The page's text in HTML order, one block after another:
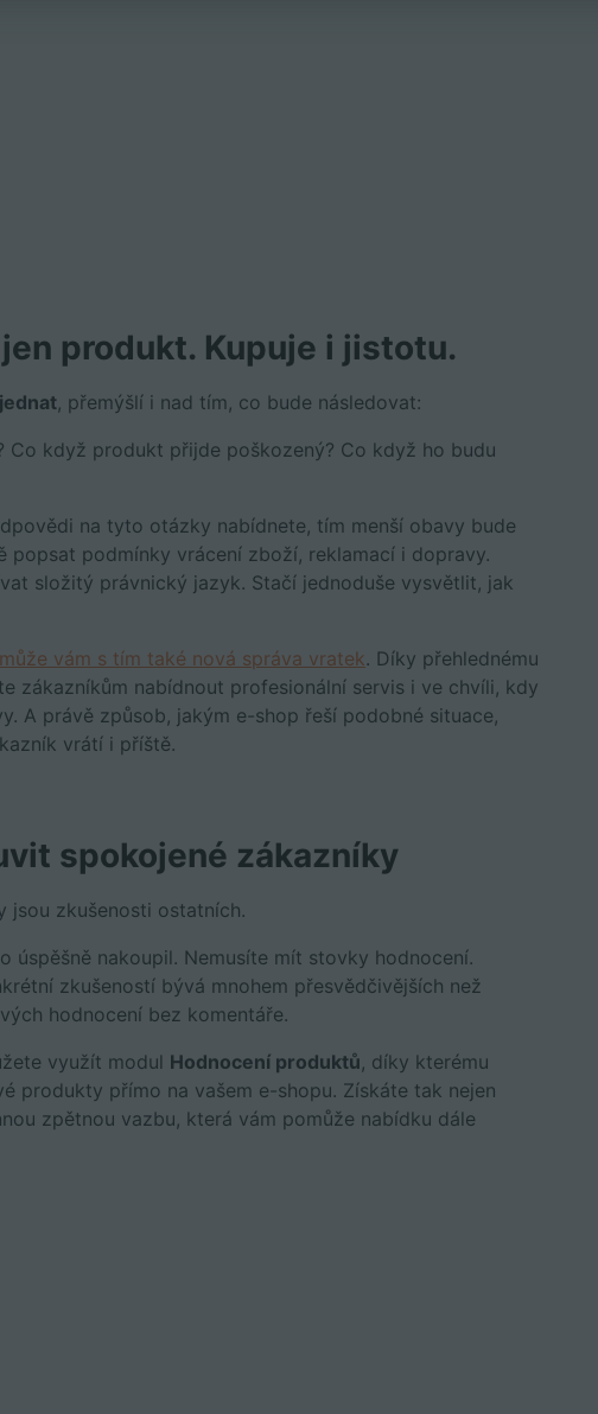
produkt. Kupuje i jistotu.
, přemýšlí i nad tím, co bude následovat:
Co když produkt přijde poškozený? Co když ho budu
na tyto otázky nabídnete, tím menší obavy bude
popsat podmínky vrácení zboží, reklamací i dopravy.
složitý právnický jazyk. Stačí jednoduše vysvětlit, jak
vám s tím také nová správa vratek. Díky přehlednému
zákazníkům nabídnout profesionální servis i ve chvíli, kdy
A právě způsob, jakým e-shop řeší podobné situace,
vrátí i příště.
spokojené zákazníky
jsou zkušenosti ostatních.
úspěšně nakoupil. Nemusíte mít stovky hodnocení.
zkušeností bývá mnohem přesvědčivějších než
hodnocení bez komentáře.
využít modul Hodnocení produktů, díky kterému
produkty přímo na vašem e-shopu. Získáte tak nejen
zpětnou vazbu, která vám pomůže nabídku dále